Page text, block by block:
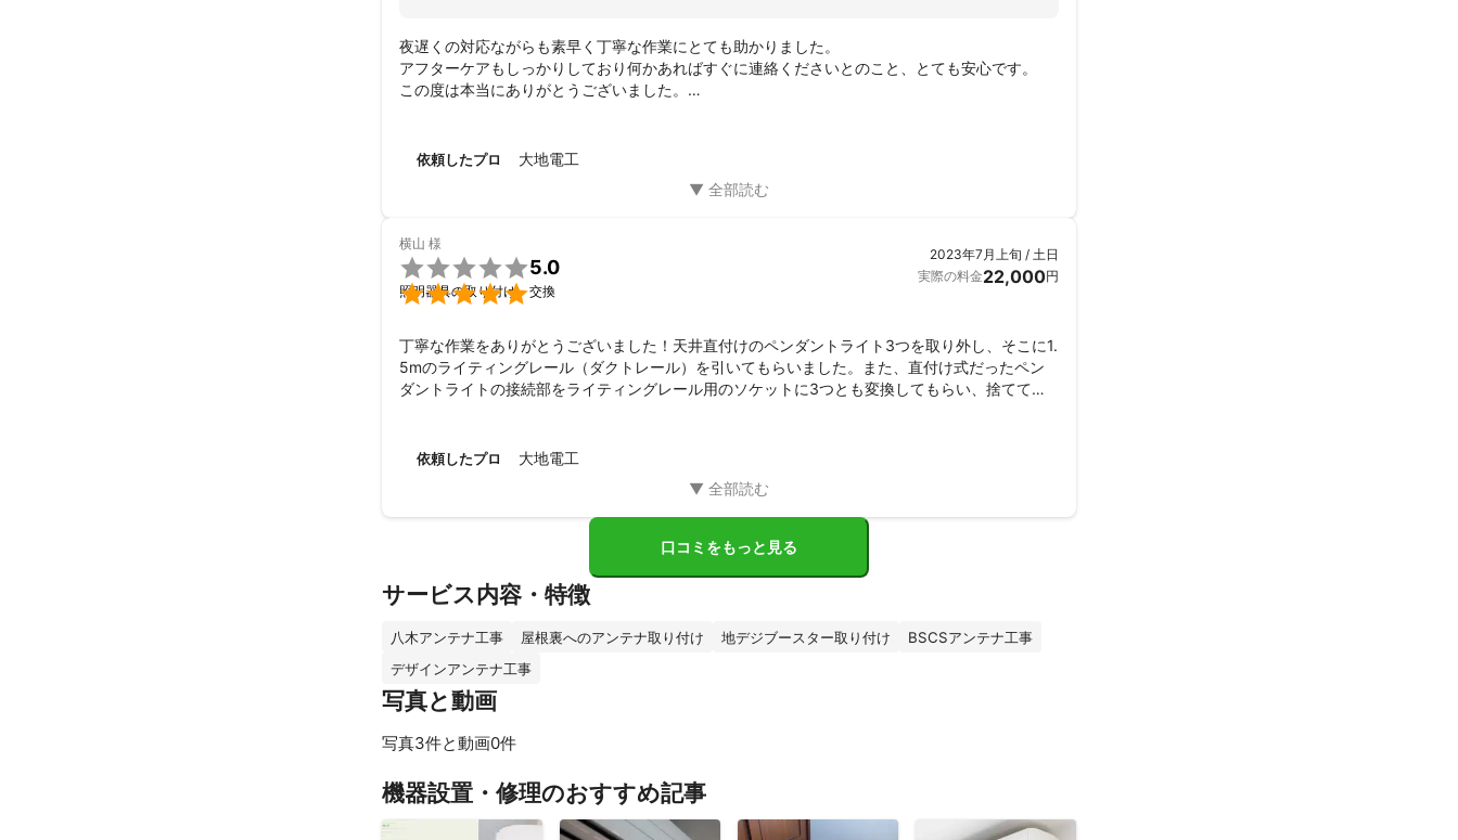
夜遅くの対応ながらも素早く丁寧な作業にとても助かりました。
アフターケアもしっかりしており何かあればすぐに連絡くださいとのこと、とても安心です。
この度は本当にありがとうございました。
依頼したプロ 大地電工
横山 様


5.0
照明器具の取り付け・交換
2023年7月上旬 / 土日
実際の料金22,000円
丁寧な作業をありがとうございました！天井直付けのペンダントライト3つを取り外し、そこに1.
5mのライティングレール（ダクトレール）を引いてもらいました。また、直付け式だったペン
ダントライトの接続部をライティングレール用のソケットに3つとも変換してもらい、捨てて新
ルの長さや、ペンダントライトのコードの長さなど、こちらの要望を随時確認してくださり、安
工賃は非常に良心的で、ハウスメーカーの見積もりの1/3以下で、本当にありがたかったです。
大地電工さんに頼んで本当に良かったと思っています。ダウンライトの交換など、電気関係で何
かあったら、また大地電工さんにお願いしたいです。
ここからは、ミツモアの感想も含みますが、ミツモアで当初頼む時は、色々なところから勧誘の
電話が来るんじゃないかと不安でしたが、申し込んだら直ぐに届く見積りを見て作業を頼みたい
ところにだけ返事をすれば良く、また、見積りからのやり取りもLINEをする感じでストレスなか
ったです。大地電工さんはレスが早く、スムーズに工事内容の確認と工事日の決定ができまし
た。
最後になりましたが、この度は良いお仕事をしていただき、誠に有難うございました。
依頼したプロ 大地電工
口コミをもっと見る
サービス内容・特徴
八木アンテナ工事 屋根裏へのアンテナ取り付け 地デジブースター取り付け
BSCSアンテナ工事
デザインアンテナ工事
写真と動画
写真3件と動画0件
機器設置・修理のおすすめ記事